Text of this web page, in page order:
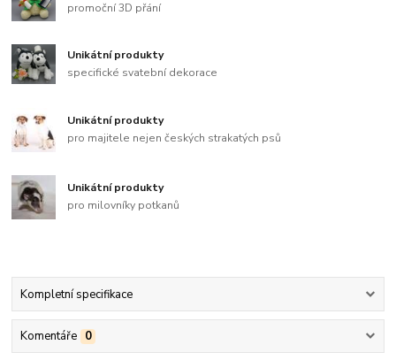
promoční 3D přání
Unikátní produkty
specifické svatební dekorace
Unikátní produkty
pro majitele nejen českých strakatých psů
Unikátní produkty
pro milovníky potkanů
Kompletní specifikace
Komentáře 0